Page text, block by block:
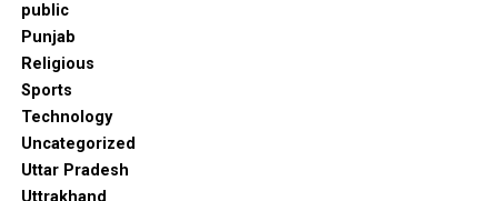
public
Punjab
Religious
Sports
Technology
Uncategorized
Uttar Pradesh
Uttrakhand